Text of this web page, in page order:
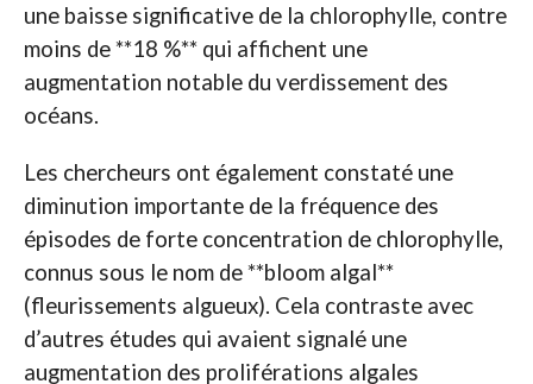
une baisse significative de la chlorophylle, contre
moins de **18 %** qui affichent une
augmentation notable du verdissement des
océans.
Les chercheurs ont également constaté une
diminution importante de la fréquence des
épisodes de forte concentration de chlorophylle,
connus sous le nom de **bloom algal**
(fleurissements algueux). Cela contraste avec
d’autres études qui avaient signalé une
augmentation des proliférations algales